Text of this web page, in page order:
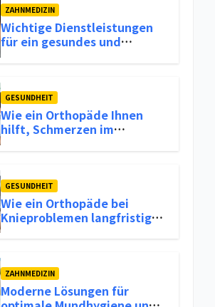
ZAHNMEDIZIN
Wichtige Dienstleistungen
für ein gesundes und
GESUNDHEIT
Wie ein Orthopäde Ihnen
hilft, Schmerzen im
GESUNDHEIT
Wie ein Orthopäde bei
Knieproblemen langfristige
ZAHNMEDIZIN
Moderne Lösungen für